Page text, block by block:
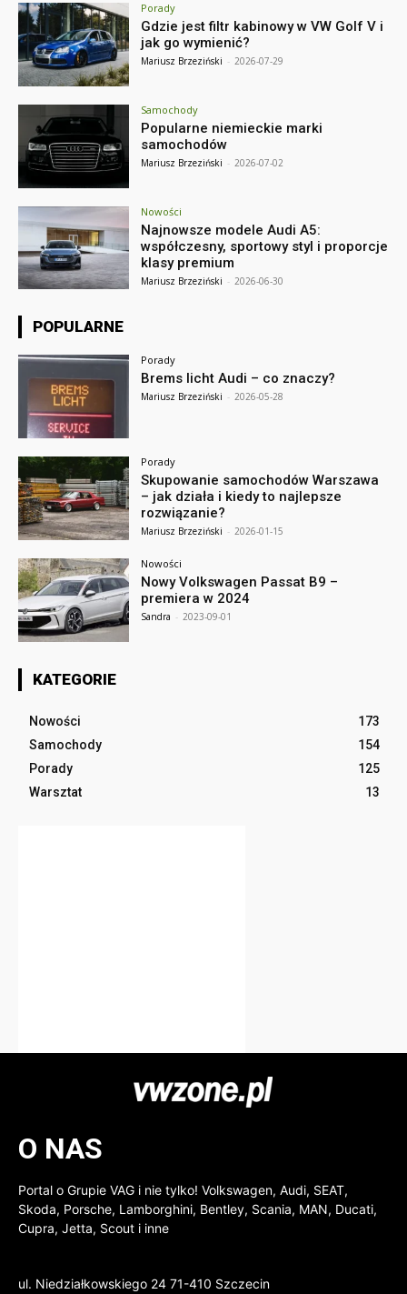
Porady
Gdzie jest filtr kabinowy w VW Golf V i
jak go wymienić?
Mariusz Brzeziński - 2026-07-29
Samochody
Popularne niemieckie marki
samochodów
Mariusz Brzeziński - 2026-07-02
Nowości
Najnowsze modele Audi A5:
współczesny, sportowy styl i proporcje
klasy premium
Mariusz Brzeziński - 2026-06-30
POPULARNE
Porady
Brems licht Audi – co znaczy?
Mariusz Brzeziński - 2026-05-28
Porady
Skupowanie samochodów Warszawa
– jak działa i kiedy to najlepsze
rozwiązanie?
Mariusz Brzeziński - 2026-01-15
Nowości
Nowy Volkswagen Passat B9 –
premiera w 2024
Sandra - 2023-09-01
KATEGORIE
Nowości
173
Samochody
154
Porady
125
Warsztat
13
O NAS
Portal o Grupie VAG i nie tylko! Volkswagen, Audi, SEAT,
Skoda, Porsche, Lamborghini, Bentley, Scania, MAN, Ducati,
Cupra, Jetta, Scout i inne
ul. Niedziałkowskiego 24 71-410 Szczecin